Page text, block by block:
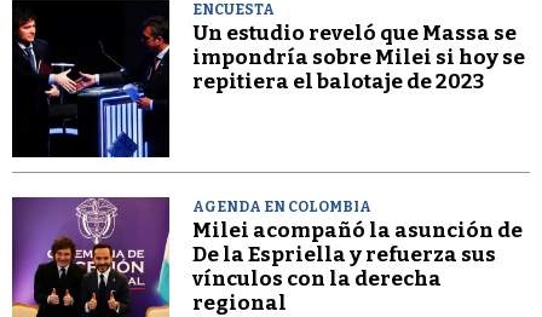
ENCUESTA
Un estudio reveló que Massa se
impondría sobre Milei si hoy se
repitiera el balotaje de 2023
AGENDA EN COLOMBIA
Milei acompañó la asunción de
De la Espriella y refuerza sus
vínculos con la derecha
regional